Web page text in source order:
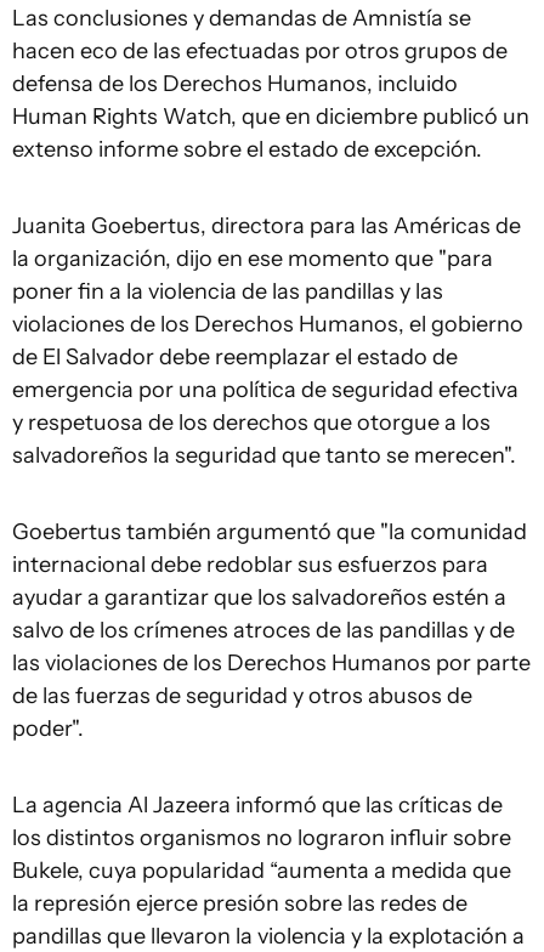
Las conclusiones y demandas de Amnistía se
hacen eco de las efectuadas por otros grupos de
defensa de los Derechos Humanos, incluido
Human Rights Watch, que en diciembre publicó un
extenso informe sobre el estado de excepción.
Juanita Goebertus, directora para las Américas de
la organización, dijo en ese momento que "para
poner fin a la violencia de las pandillas y las
violaciones de los Derechos Humanos, el gobierno
de El Salvador debe reemplazar el estado de
emergencia por una política de seguridad efectiva
y respetuosa de los derechos que otorgue a los
salvadoreños la seguridad que tanto se merecen".
Goebertus también argumentó que "la comunidad
internacional debe redoblar sus esfuerzos para
ayudar a garantizar que los salvadoreños estén a
salvo de los crímenes atroces de las pandillas y de
las violaciones de los Derechos Humanos por parte
de las fuerzas de seguridad y otros abusos de
poder".
La agencia Al Jazeera informó que las críticas de
los distintos organismos no lograron influir sobre
Bukele, cuya popularidad “aumenta a medida que
la represión ejerce presión sobre las redes de
pandillas que llevaron la violencia y la explotación a